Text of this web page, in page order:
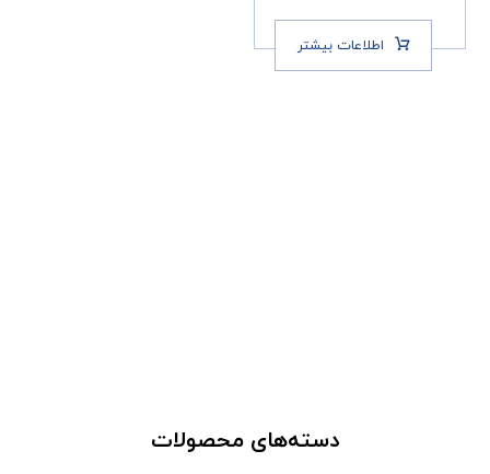
اطلاعات بیشتر
دسته‌های محصولات